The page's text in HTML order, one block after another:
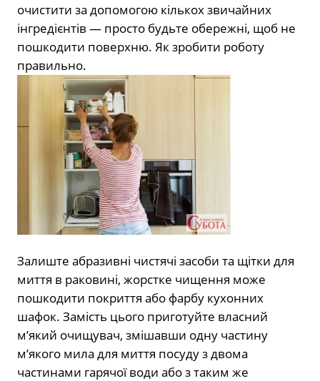
очистити за допомогою кількох звичайних
інгредієнтів — просто будьте обережні, щоб не
пошкодити поверхню. Як зробити роботу
правильно.
Залиште абразивні чистячі засоби та щітки для
миття в раковині, жорстке чищення може
пошкодити покриття або фарбу кухонних
шафок. Замість цього приготуйте власний
м’який очищувач, змішавши одну частину
м’якого мила для миття посуду з двома
частинами гарячої води або з таким же